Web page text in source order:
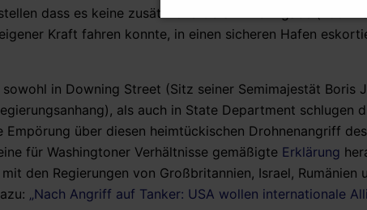
dass es keine zusätzliche Gefahr mehr gäbe (
Kraft fahren konnte, in einen sicheren Hafen
in Downing Street (Sitz seiner Semimajestät Boris
als auch in State Department schlugen
Empörung über diesen heimtückischen Drohnenangriff
für Washingtoner Verhältnisse gemäßigte Erklärung
den Regierungen von Großbritannien, Israel, Rumänien
„Nach Angriff auf Tanker: USA wollen internationale